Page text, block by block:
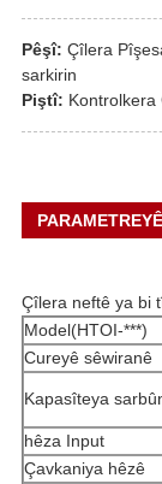
Pêşî: Çîlera
sarkirin
Piştî: Kontrolkera
Çîlera neftê ya bi
Model(HTOI-***)
Cureyê sêwiranê
Kapasîteya
hêza Input
Çavkaniya hêzê